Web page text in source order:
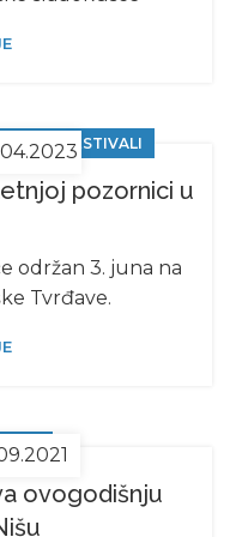
FESTIVALI
pozornici u
održan 3. juna na
Tvrđave.
ovogodišnju